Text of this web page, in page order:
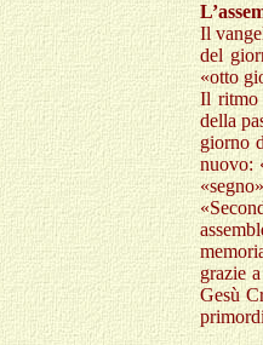
Il
del
«otto
Il ritmo
della
giorno
nuovo:
grazie
Gesù